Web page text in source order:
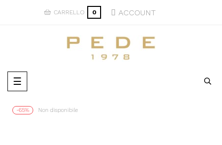
CARRELLO 0 ACCOUNT
navigazione
Toggle
☰
-65% Non disponibile